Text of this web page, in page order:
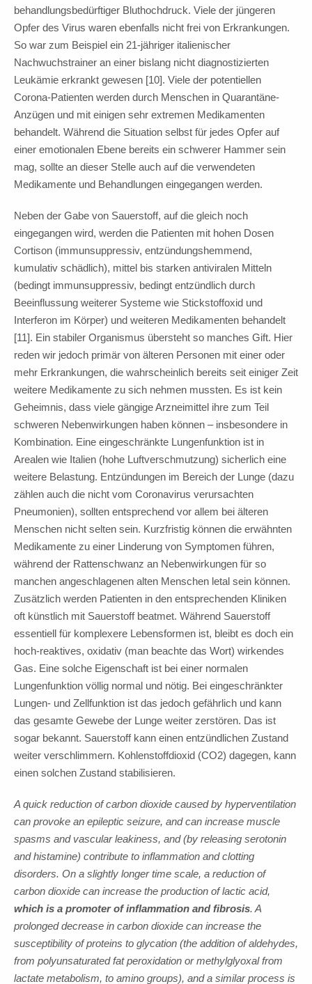
behandlungsbedürftiger Bluthochdruck. Viele der jüngeren
Opfer des Virus waren ebenfalls nicht frei von Erkrankungen.
So war zum Beispiel ein 21-jähriger italienischer
Nachwuchstrainer an einer bislang nicht diagnostizierten
Leukämie erkrankt gewesen [10]. Viele der potentiellen
Corona-Patienten werden durch Menschen in Quarantäne-
Anzügen und mit einigen sehr extremen Medikamenten
behandelt. Während die Situation selbst für jedes Opfer auf
einer emotionalen Ebene bereits ein schwerer Hammer sein
mag, sollte an dieser Stelle auch auf die verwendeten
Medikamente und Behandlungen eingegangen werden.
Neben der Gabe von Sauerstoff, auf die gleich noch
eingegangen wird, werden die Patienten mit hohen Dosen
Cortison (immunsuppressiv, entzündungshemmend,
kumulativ schädlich), mittel bis starken antiviralen Mitteln
(bedingt immunsuppressiv, bedingt entzündlich durch
Beeinflussung weiterer Systeme wie Stickstoffoxid und
Interferon im Körper) und weiteren Medikamenten behandelt
[11]. Ein stabiler Organismus übersteht so manches Gift. Hier
reden wir jedoch primär von älteren Personen mit einer oder
mehr Erkrankungen, die wahrscheinlich bereits seit einiger Zeit
weitere Medikamente zu sich nehmen mussten. Es ist kein
Geheimnis, dass viele gängige Arzneimittel ihre zum Teil
schweren Nebenwirkungen haben können – insbesondere in
Kombination. Eine eingeschränkte Lungenfunktion ist in
Arealen wie Italien (hohe Luftverschmutzung) sicherlich eine
weitere Belastung. Entzündungen im Bereich der Lunge (dazu
zählen auch die nicht vom Coronavirus verursachten
Pneumonien), sollten entsprechend vor allem bei älteren
Menschen nicht selten sein. Kurzfristig können die erwähnten
Medikamente zu einer Linderung von Symptomen führen,
während der Rattenschwanz an Nebenwirkungen für so
manchen angeschlagenen alten Menschen letal sein können.
Zusätzlich werden Patienten in den entsprechenden Kliniken
oft künstlich mit Sauerstoff beatmet. Während Sauerstoff
essentiell für komplexere Lebensformen ist, bleibt es doch ein
hoch-reaktives, oxidativ (man beachte das Wort) wirkendes
Gas. Eine solche Eigenschaft ist bei einer normalen
Lungenfunktion völlig normal und nötig. Bei eingeschränkter
Lungen- und Zellfunktion ist das jedoch gefährlich und kann
das gesamte Gewebe der Lunge weiter zerstören. Das ist
sogar bekannt. Sauerstoff kann einen entzündlichen Zustand
weiter verschlimmern. Kohlenstoffdioxid (CO2) dagegen, kann
einen solchen Zustand stabilisieren.
A quick reduction of carbon dioxide caused by hyperventilation
can provoke an epileptic seizure, and can increase muscle
spasms and vascular leakiness, and (by releasing serotonin
and histamine) contribute to inflammation and clotting
disorders. On a slightly longer time scale, a reduction of
carbon dioxide can increase the production of lactic acid,
which is a promoter of inflammation and fibrosis. A
prolonged decrease in carbon dioxide can increase the
susceptibility of proteins to glycation (the addition of aldehydes,
from polyunsaturated fat peroxidation or methylglyoxal from
lactate metabolism, to amino groups), and a similar process is